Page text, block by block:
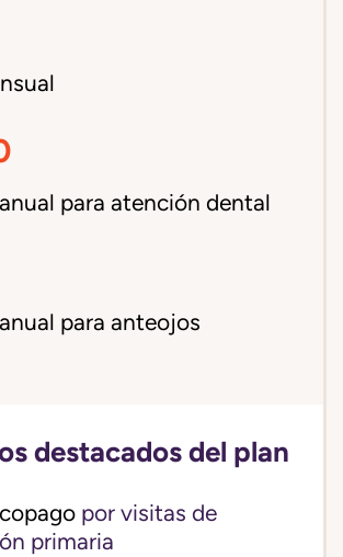
para atención dental
para anteojos
destacados del plan
por visitas de
primaria